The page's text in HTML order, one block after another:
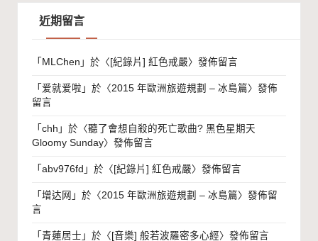
近期留言
「 MLChen 」於〈 [紀錄片] 紅色戒嚴〉發佈留言
「 爱就爱啦 」於〈2015 年歐洲旅遊規劃 – 冰島篇〉發佈
留言
「 chh 」於〈聽了會想自殺的死亡歌曲? 黑色星期天
Gloomy Sunday〉發佈留言
「 abv976fd 」於〈 [紀錄片] 紅色戒嚴〉發佈留言
「 增达网 」於〈2015 年歐洲旅遊規劃 – 冰島篇〉發佈留
言
「 青蓮居士 」於〈 [音樂] 般若波羅密多心經〉發佈留言